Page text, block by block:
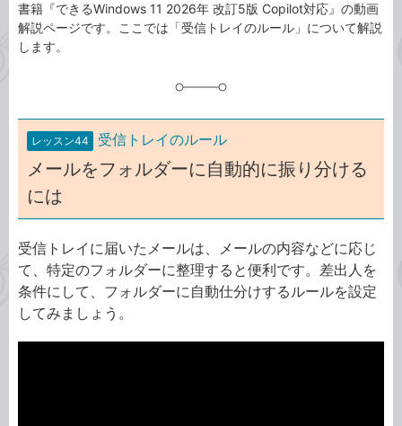
書籍『できるWindows 11 2026年 改訂5版 Copilot対応』の動画
解説ページです。ここでは「受信トレイのルール」について解説
します。
レッスン44 受信トレイのルール
メールをフォルダーに自動的に振り分ける
には
受信トレイに届いたメールは、メールの内容などに応じ
て、特定のフォルダーに整理すると便利です。差出人を
条件にして、フォルダーに自動仕分けするルールを設定
してみましょう。